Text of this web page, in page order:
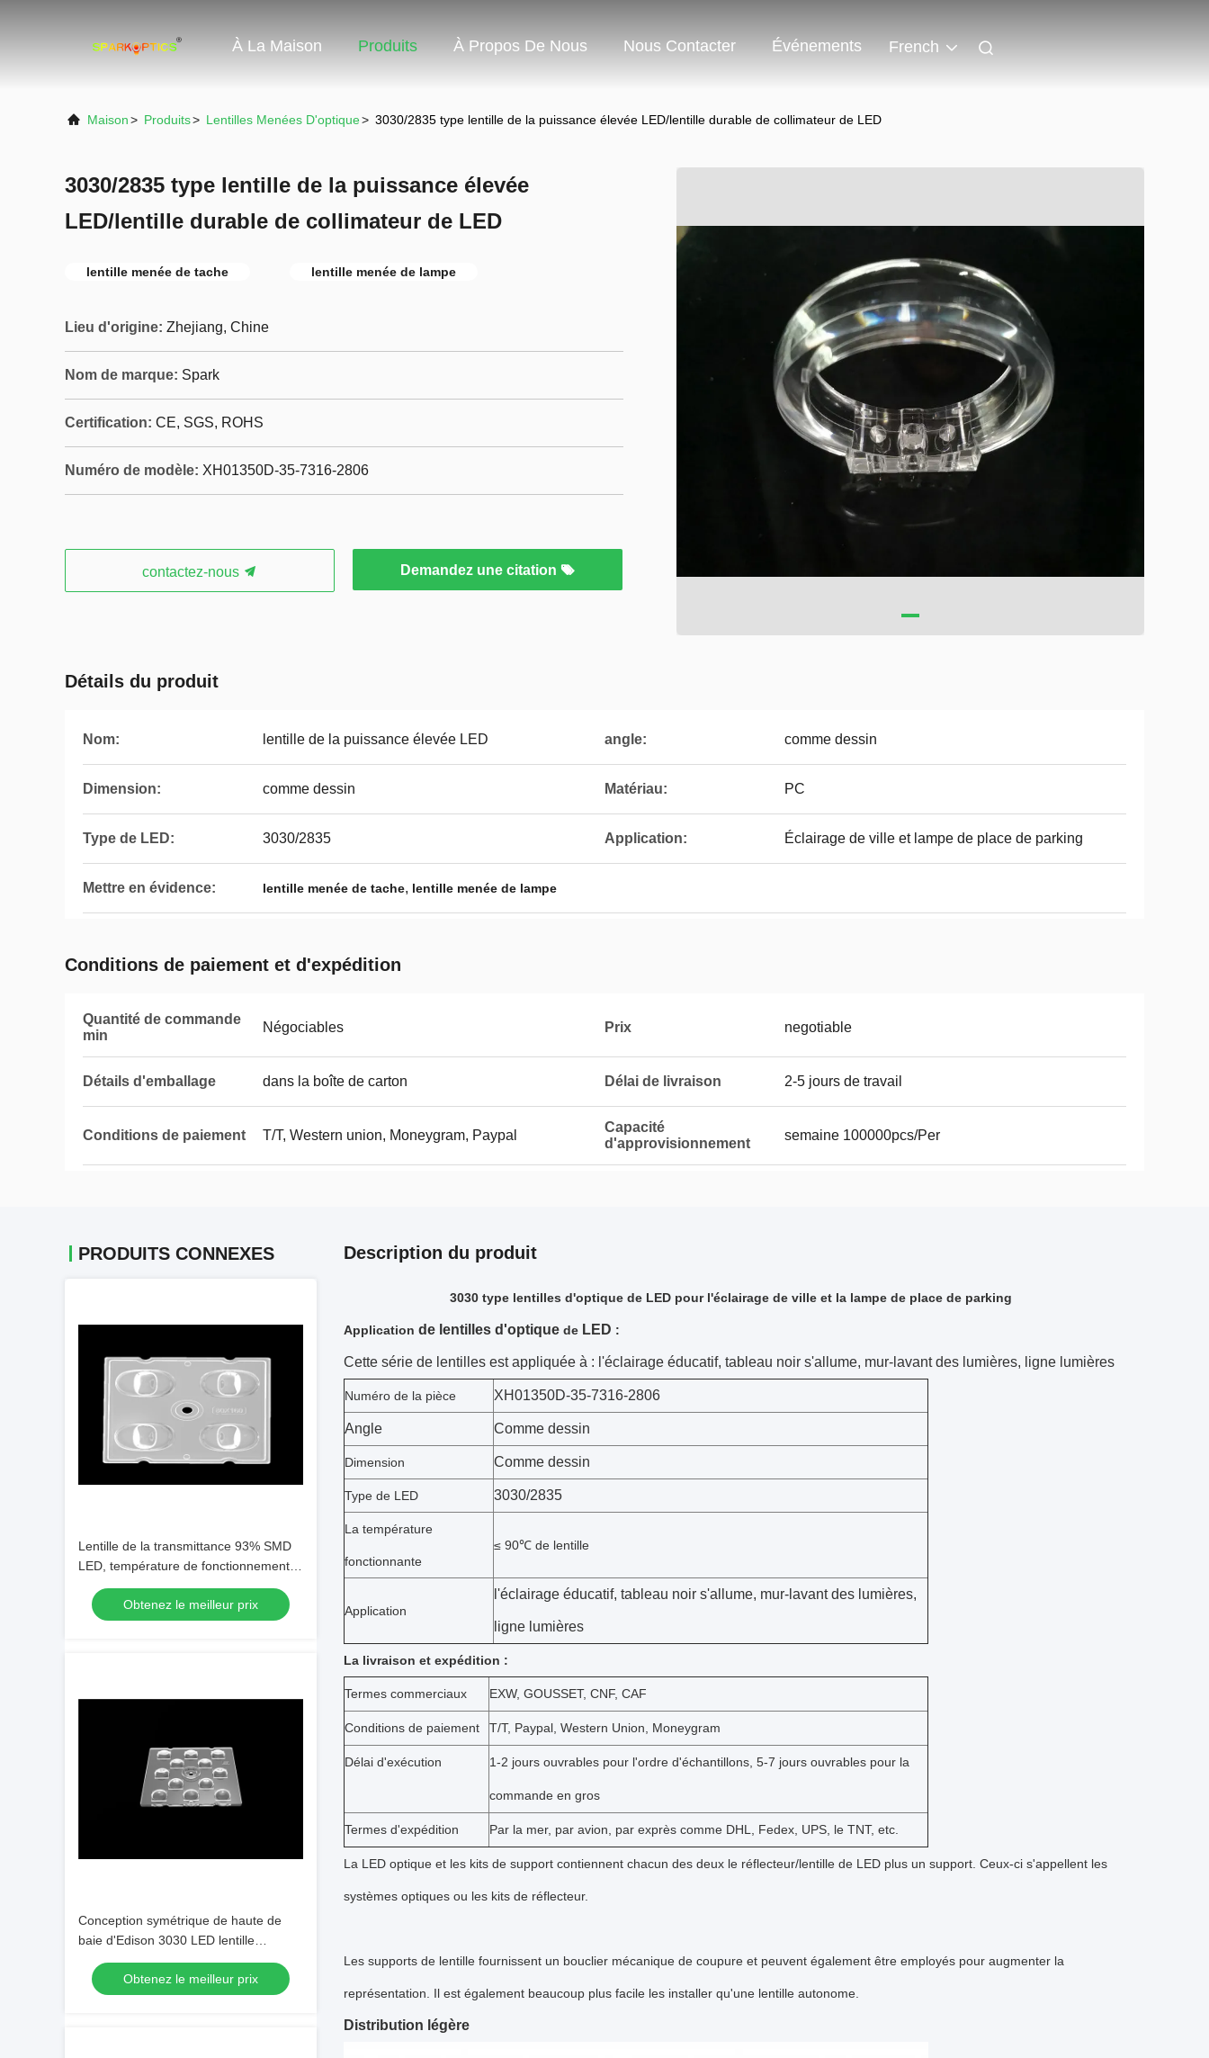
À La Maison Produits À Propos De Nous Nous Contacter Événements French
Maison> Produits> Lentilles Menées D'optique> 3030/2835 type lentille de la puissance élevée LED/lentille durable de collimateur de LED
3030/2835 type lentille de la puissance élevée
LED/lentille durable de collimateur de LED
lentille menée de tache lentille menée de lampe
Lieu d'origine: Zhejiang, Chine
Nom de marque: Spark
Certification: CE, SGS, ROHS
Numéro de modèle: XH01350D-35-7316-2806
contactez-nous Demandez une citation
Détails du produit
Nom: lentille de la puissance élevée LED angle: comme dessin
Dimension: comme dessin Matériau: PC
Type de LED: 3030/2835 Application: Éclairage de ville et lampe de place de parking
Mettre en évidence: lentille menée de tache, lentille menée de lampe
Conditions de paiement et d'expédition
Quantité de commande
min
Négociables Prix negotiable
Détails d'emballage dans la boîte de carton Délai de livraison 2-5 jours de travail
Conditions de paiement T/T, Western union, Moneygram, Paypal
Capacité
d'approvisionnement
semaine 100000pcs/Per
PRODUITS CONNEXES
Lentille de la transmittance 93% SMD
LED, température de fonctionnement
d'optique de réflecteurs de LED au-
dessous de 90℃
Obtenez le meilleur prix
Conception symétrique de haute de
baie d'Edison 3030 LED lentille
d'appareils d'éclairage pour l'éclairage
extérieurObtenez le meilleur prix
Description du produit
3030 type lentilles d'optique de LED pour l'éclairage de ville et la lampe de place de parking
Application de lentilles d'optique de LED :
Cette série de lentilles est appliquée à : l'éclairage éducatif, tableau noir s'allume, mur-lavant des lumières, ligne lumières
Numéro de la pièce XH01350D-35-7316-2806
Angle Comme dessin
Dimension Comme dessin
Type de LED 3030/2835
La température
fonctionnante
≤ 90℃ de lentille
Application
l'éclairage éducatif, tableau noir s'allume, mur-lavant des lumières,
ligne lumières
La livraison et expédition :
Termes commerciaux EXW, GOUSSET, CNF, CAF
Conditions de paiement T/T, Paypal, Western Union, Moneygram
Délai d'exécution 1-2 jours ouvrables pour l'ordre d'échantillons, 5-7 jours ouvrables pour la
commande en gros
Termes d'expédition Par la mer, par avion, par exprès comme DHL, Fedex, UPS, le TNT, etc.
La LED optique et les kits de support contiennent chacun des deux le réflecteur/lentille de LED plus un support. Ceux-ci s'appellent les
systèmes optiques ou les kits de réflecteur.
Les supports de lentille fournissent un bouclier mécanique de coupure et peuvent également être employés pour augmenter la
représentation. Il est également beaucoup plus facile les installer qu'une lentille autonome.
Distribution légère